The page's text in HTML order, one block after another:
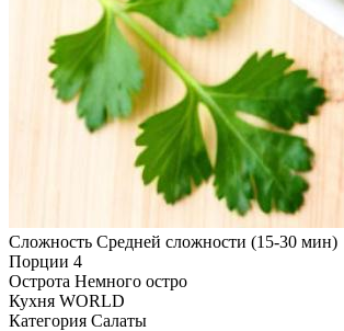
Сложность Средней сложности (15-30 мин)
Порции 4
Острота Немного остро
Кухня WORLD
Категория Салаты